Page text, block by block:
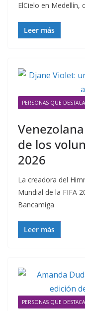
ElCielo en Medellín,
Leer más
PERSONAS QUE
de los
2026
La creadora del
Mundial de la FIFA
Bancamiga
Leer más
PERSONAS QUE